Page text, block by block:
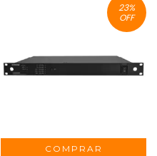
23%
OFF